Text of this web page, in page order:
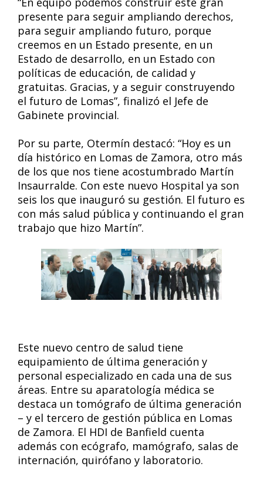
presente para seguir ampliando derechos,
para seguir ampliando futuro, porque
creemos en un Estado presente, en un
Estado de desarrollo, en un Estado con
políticas de educación, de calidad y
gratuitas. Gracias, y a seguir construyendo
el futuro de Lomas”, finalizó el Jefe de
Gabinete provincial.
Por su parte, Otermín destacó: “Hoy es un
día histórico en Lomas de Zamora, otro más
de los que nos tiene acostumbrado Martín
Insaurralde. Con este nuevo Hospital ya son
seis los que inauguró su gestión. El futuro es
con más salud pública y continuando el gran
trabajo que hizo Martín”.
Este nuevo centro de salud tiene
equipamiento de última generación y
personal especializado en cada una de sus
áreas. Entre su aparatología médica se
destaca un tomógrafo de última generación
– y el tercero de gestión pública en Lomas
de Zamora. El HDI de Banfield cuenta
además con ecógrafo, mamógrafo, salas de
internación, quirófano y laboratorio.